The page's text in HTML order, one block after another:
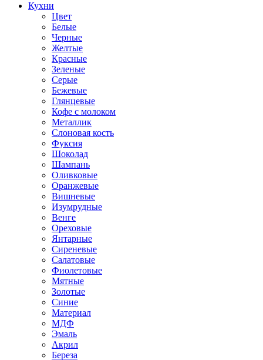
Кухни
Цвет
Белые
Черные
Желтые
Красные
Зеленые
Серые
Бежевые
Глянцевые
Кофе с молоком
Металлик
Слоновая кость
Фуксия
Шоколад
Шампань
Оливковые
Оранжевые
Вишневые
Изумрудные
Венге
Ореховые
Янтарные
Сиреневые
Салатовые
Фиолетовые
Мятные
Золотые
Синие
Материал
МДФ
Эмаль
Акрил
Береза